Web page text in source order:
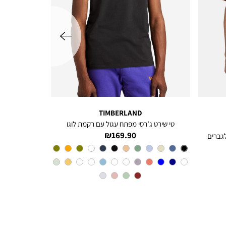
TIMBERLAND
טי שירט ג’רסי מפתח עגול עם רקמת לוגו
מחיר
מוצר
169.90 ₪
צבע
Black
שמאלה